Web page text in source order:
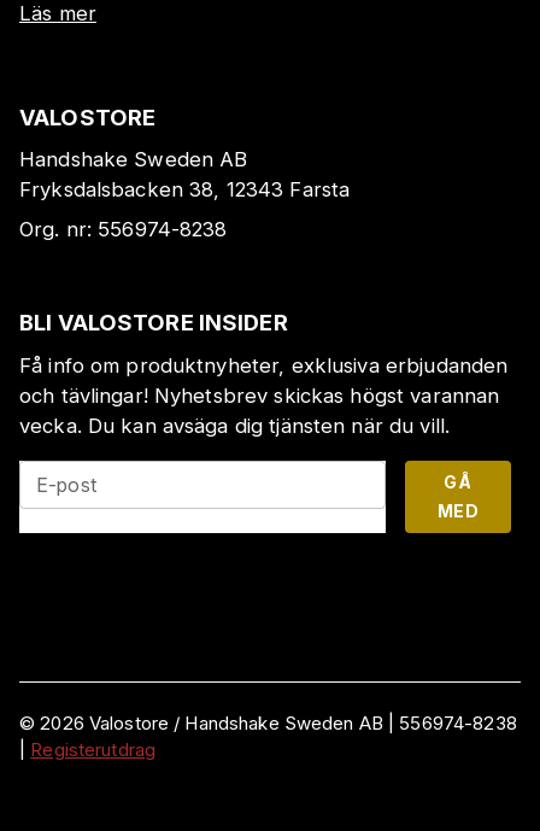
Läs mer
VALOSTORE
Handshake Sweden AB
Fryksdalsbacken 38, 12343 Farsta
Org. nr: 556974-8238
BLI VALOSTORE INSIDER
Få info om produktnyheter, exklusiva erbjudanden
och tävlingar! Nyhetsbrev skickas högst varannan
vecka. Du kan avsäga dig tjänsten när du vill.
E-post
GÅ
MED
©2026 Valostore / Handshake Sweden AB
556974-8238
Registerutdrag